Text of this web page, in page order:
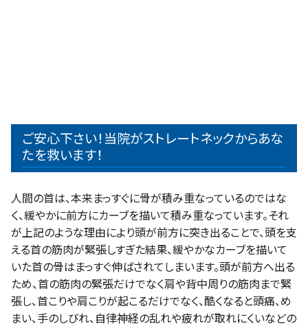
ご安心下さい！当院がストレートネックからあな
たを救います！
人間の首は、本来まっすぐに骨が積み重なっているのではな
く、緩やかに前方にカーブを描いて積み重なっています。それ
が上記のような理由により頭が前方に突き出ることで、頭を支
える首の筋肉が緊張しすぎた結果、緩やかなカーブを描いて
いた首の骨はまっすぐ伸ばされてしまいます。頭が前方へ出る
ため、首の筋肉の緊張だけでなく肩や背中周りの筋肉まで緊
張し、首こりや肩こりが起こるだけでなく、酷くなると頭痛、め
まい、手のしびれ、自律神経の乱れや疲れが取れにくいなどの